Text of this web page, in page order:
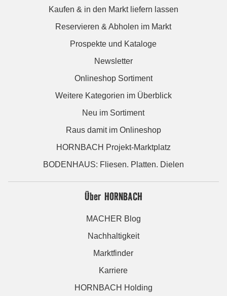
Kaufen & in den Markt liefern lassen
Reservieren & Abholen im Markt
Prospekte und Kataloge
Newsletter
Onlineshop Sortiment
Weitere Kategorien im Überblick
Neu im Sortiment
Raus damit im Onlineshop
HORNBACH Projekt-Marktplatz
BODENHAUS: Fliesen. Platten. Dielen
Über HORNBACH
MACHER Blog
Nachhaltigkeit
Marktfinder
Karriere
HORNBACH Holding